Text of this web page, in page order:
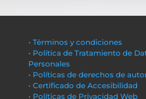
• Términos y condiciones
• Política de Tratamiento de
Personales
• Políticas de derechos de
• Certificado de Accesibilidad
• Políticas de Privacidad Web